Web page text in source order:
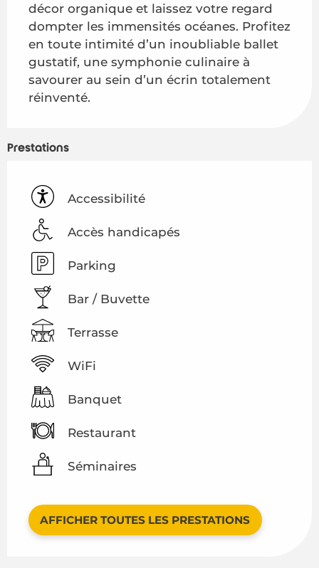
décor organique et laissez votre regard
dompter les immensités océanes. Profitez
en toute intimité d’un inoubliable ballet
gustatif, une symphonie culinaire à
savourer au sein d’un écrin totalement
réinventé.
Prestations
Accessibilité
Accès handicapés
Parking
Bar / Buvette
Terrasse
WiFi
Banquet
Restaurant
Séminaires
AFFICHER TOUTES LES PRESTATIONS